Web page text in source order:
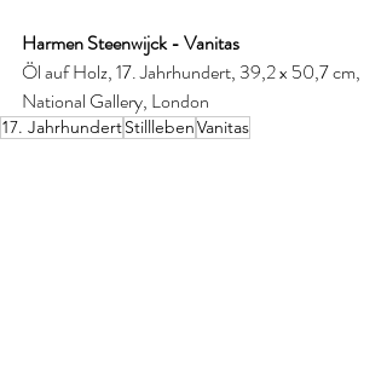
Harmen Steenwijck - Vanitas
Öl auf Holz, 17. Jahrhundert, 39,2 x 50,7 cm,
National Gallery, London
17. JahrhundertStilllebenVanitas